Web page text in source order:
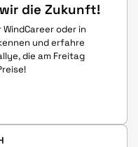
die Zukunft!
oder in
und erfahre
die am Freitag